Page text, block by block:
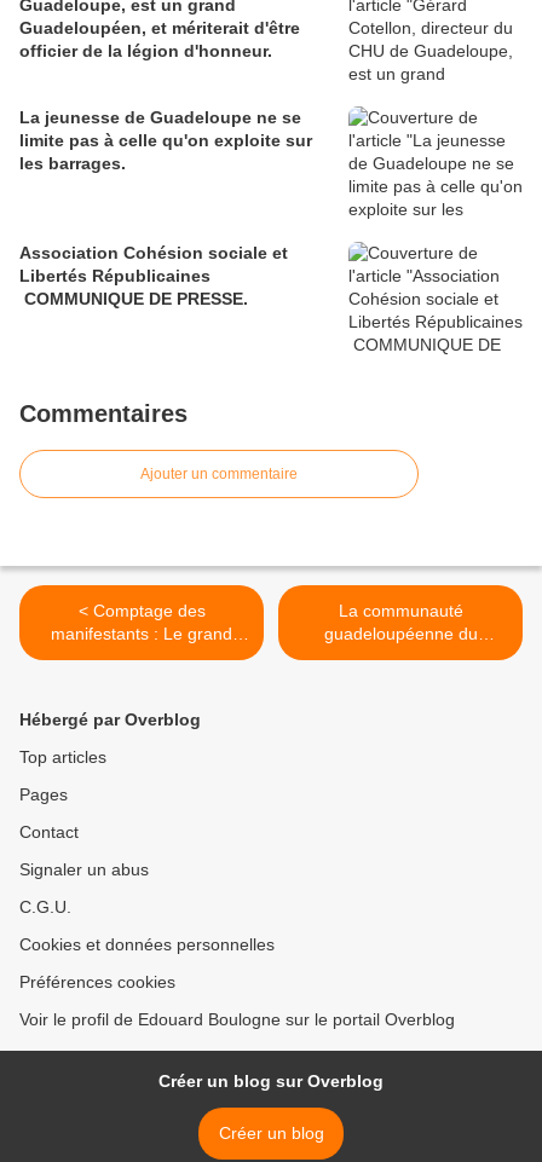
Guadeloupe, est un grand
Guadeloupéen, et mériterait d'être
officier de la légion d'honneur.
La jeunesse de Guadeloupe ne se
limite pas à celle qu'on exploite sur
les barrages.
Association Cohésion sociale et
Libertés Républicaines
COMMUNIQUE DE PRESSE.
Commentaires
Ajouter un commentaire
< Comptage des
manifestants : Le grand
bluff des syndicats.
La communauté
guadeloupéenne du
Québec est en deuil. >
Hébergé par Overblog
Top articles
Pages
Contact
Signaler un abus
C.G.U.
Cookies et données personnelles
Préférences cookies
Voir le profil de Edouard Boulogne sur le portail Overblog
Créer un blog sur Overblog
Créer un blog